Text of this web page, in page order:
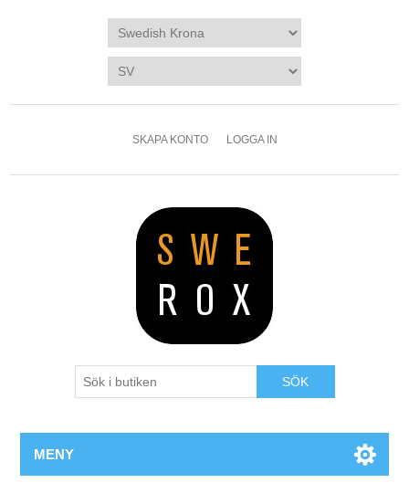
SKAPA KONTO LOGGA IN
SÖK
MENY